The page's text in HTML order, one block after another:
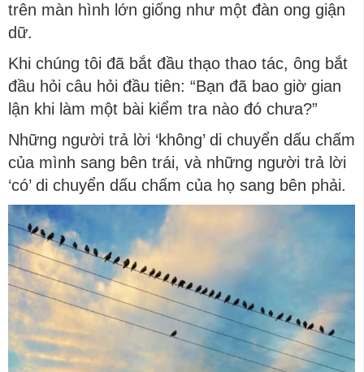
trên màn hình lớn giống như một đàn ong giận
dữ.
Khi chúng tôi đã bắt đầu thạo thao tác, ông bắt
đầu hỏi câu hỏi đầu tiên: “Bạn đã bao giờ gian
lận khi làm một bài kiểm tra nào đó chưa?”
Những người trả lời ‘không’ di chuyển dấu chấm
của mình sang bên trái, và những người trả lời
‘có’ di chuyển dấu chấm của họ sang bên phải.